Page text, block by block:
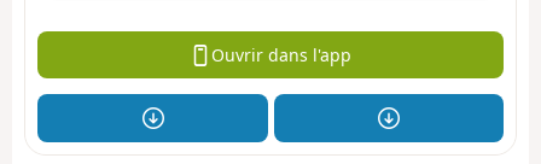
Ouvrir dans l'app